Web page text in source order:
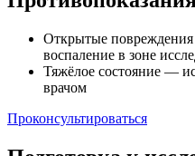
Открытые
воспаление в зоне
Тяжёлое состояние —
врачом
Проконсультироваться